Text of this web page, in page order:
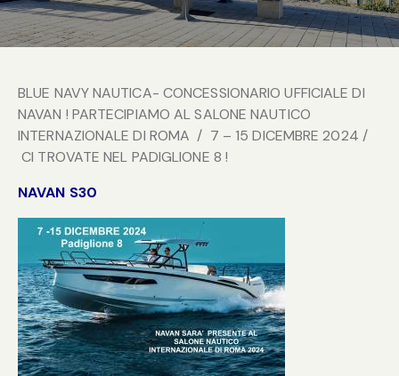
BLUE NAVY NAUTICA- CONCESSIONARIO UFFICIALE DI
NAVAN ! PARTECIPIAMO AL SALONE NAUTICO
INTERNAZIONALE DI ROMA / 7 – 15 DICEMBRE 2024 /
CI TROVATE NEL PADIGLIONE 8 !
NAVAN S30